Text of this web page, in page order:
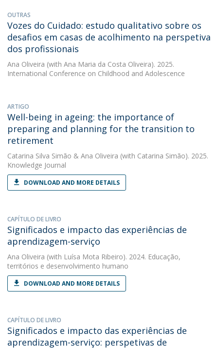
OUTRAS
Vozes do Cuidado: estudo qualitativo sobre os
desafios em casas de acolhimento na perspetiva
dos profissionais
Ana Oliveira (with Ana Maria da Costa Oliveira). 2025.
International Conference on Childhood and Adolescence
ARTIGO
Well-being in ageing: the importance of
preparing and planning for the transition to
retirement
Catarina Silva Simão & Ana Oliveira (with Catarina Simão). 2025.
Knowledge Journal
DOWNLOAD AND MORE DETAILS
CAPÍTULO DE LIVRO
Significados e impacto das experiências de
aprendizagem-serviço
Ana Oliveira (with Luísa Mota Ribeiro). 2024. Educação,
territórios e desenvolvimento humano
DOWNLOAD AND MORE DETAILS
CAPÍTULO DE LIVRO
Significados e impacto das experiências de
aprendizagem-serviço: perspetivas de